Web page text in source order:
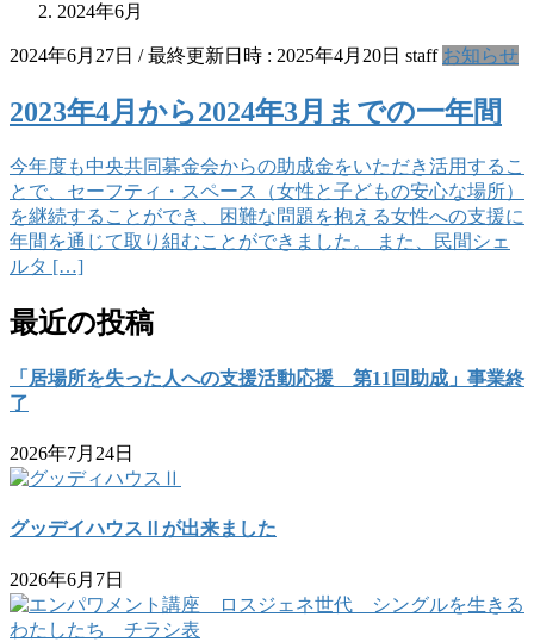
2024年6月
2024年6月27日 / 最終更新日時 : 2025年4月20日 staff お知らせ
2023年4月から2024年3月までの一年間
今年度も中央共同募金会からの助成金をいただき活用するこ
とで、セーフティ・スペース（女性と子どもの安心な場所）
を継続することができ、困難な問題を抱える女性への支援に
年間を通じて取り組むことができました。 また、民間シェ
ルタ […]
最近の投稿
「居場所を失った人への支援活動応援 第11回助成」事業終
了
2026年7月24日
グッデイハウスⅡが出来ました
2026年6月7日